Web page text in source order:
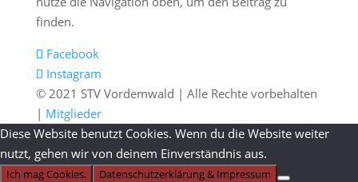
finden.
Facebook
Instagram
© 2021 STV Vordemwald | Alle Rechte vorbehalten
| Mitglieder
Diese Website benutzt Cookies. Wenn du die Website weiter
nutzt, gehen wir von deinem Einverständnis aus.
Ich mag Cookies. Datenschutzerklärung & Impressum